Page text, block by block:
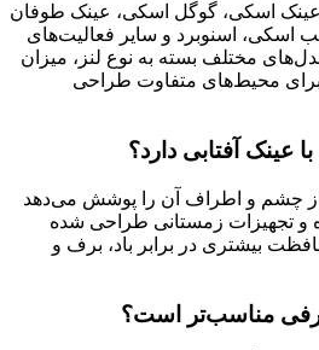
عینک اسکی، گوگل اسکی، عینک طوفان
اسنوبرد و سایر فعالیت‌های
مختلف بسته به نوع لنز، میزان
برای محیط‌های متفاوت طراحی
عینک آفتابی دارد؟
چشم و اطراف آن را پوشش می‌دهد
و تجهیزات زمستانی طراحی شده
بیشتری در برابر باد، برف و
مناسب‌تر است؟